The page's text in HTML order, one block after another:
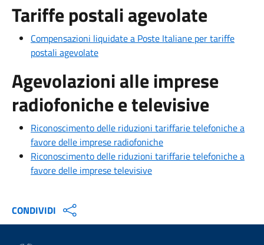
Tariffe postali agevolate
Compensazioni liquidate a Poste Italiane per tariffe
postali agevolate
Agevolazioni alle imprese
radiofoniche e televisive
Riconoscimento delle riduzioni tariffarie telefoniche a
favore delle imprese radiofoniche
Riconoscimento delle riduzioni tariffarie telefoniche a
favore delle imprese televisive
CONDIVIDI